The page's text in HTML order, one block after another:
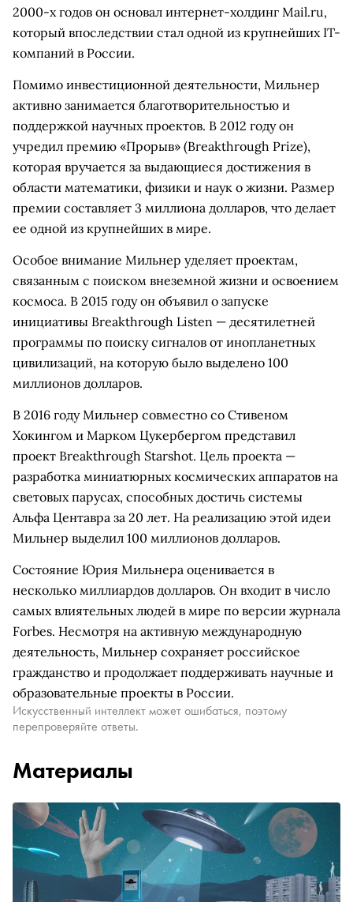
2000-х годов он основал интернет-холдинг Mail.ru,
который впоследствии стал одной из крупнейших IT-
компаний в России.
Помимо инвестиционной деятельности, Мильнер
активно занимается благотворительностью и
поддержкой научных проектов. В 2012 году он
учредил премию «Прорыв» (Breakthrough Prize),
которая вручается за выдающиеся достижения в
области математики, физики и наук о жизни. Размер
премии составляет 3 миллиона долларов, что делает
ее одной из крупнейших в мире.
Особое внимание Мильнер уделяет проектам,
связанным с поиском внеземной жизни и освоением
космоса. В 2015 году он объявил о запуске
инициативы Breakthrough Listen — десятилетней
программы по поиску сигналов от инопланетных
цивилизаций, на которую было выделено 100
миллионов долларов.
В 2016 году Мильнер совместно со Стивеном
Хокингом и Марком Цукербергом представил
проект Breakthrough Starshot. Цель проекта —
разработка миниатюрных космических аппаратов на
световых парусах, способных достичь системы
Альфа Центавра за 20 лет. На реализацию этой идеи
Мильнер выделил 100 миллионов долларов.
Состояние Юрия Мильнера оценивается в
несколько миллиардов долларов. Он входит в число
самых влиятельных людей в мире по версии журнала
Forbes. Несмотря на активную международную
деятельность, Мильнер сохраняет российское
гражданство и продолжает поддерживать научные и
образовательные проекты в России.
Искусственный интеллект может ошибаться, поэтому
перепроверяйте ответы.
Материалы